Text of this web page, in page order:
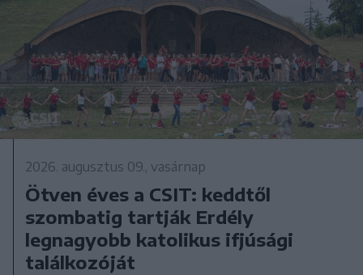
2026. augusztus 09., vasárnap
Ötven éves a CSIT: keddtől
szombatig tartják Erdély
legnagyobb katolikus ifjúsági
találkozóját